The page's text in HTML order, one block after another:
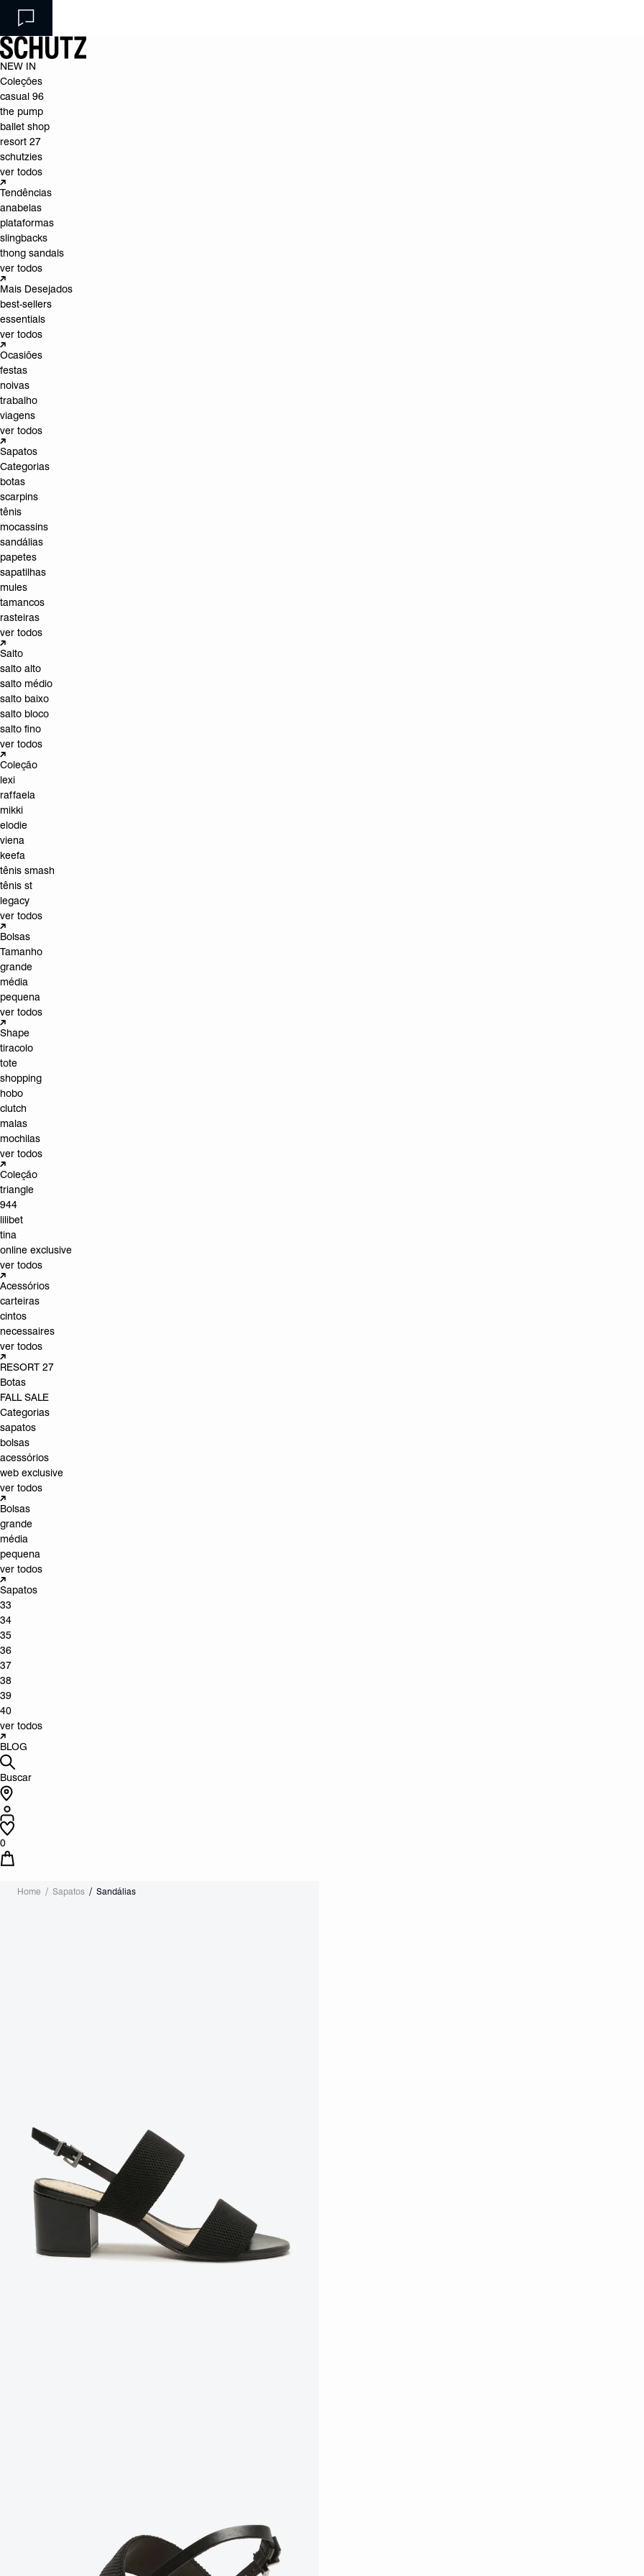
NEW IN
Coleções
casual 96
the pump
ballet shop
resort 27
schutzies
ver todos
Tendências
anabelas
plataformas
slingbacks
thong sandals
ver todos
Mais Desejados
best-sellers
essentials
ver todos
Ocasiões
festas
noivas
trabalho
viagens
ver todos
Sapatos
Categorias
botas
scarpins
tênis
mocassins
sandálias
papetes
sapatilhas
mules
tamancos
rasteiras
ver todos
Salto
salto alto
salto médio
salto baixo
salto bloco
salto fino
ver todos
Coleção
lexi
raffaela
mikki
elodie
viena
keefa
tênis smash
tênis st
legacy
ver todos
Bolsas
Tamanho
grande
média
pequena
ver todos
Shape
tiracolo
tote
shopping
hobo
clutch
malas
mochilas
ver todos
Coleção
triangle
944
lilibet
tina
online exclusive
ver todos
Acessórios
carteiras
cintos
necessaires
ver todos
RESORT 27
Botas
FALL SALE
Categorias
sapatos
bolsas
acessórios
web exclusive
ver todos
Bolsas
grande
média
pequena
ver todos
Sapatos
33
34
35
36
37
38
39
40
ver todos
BLOG
Buscar
0
Home Sapatos Sandálias